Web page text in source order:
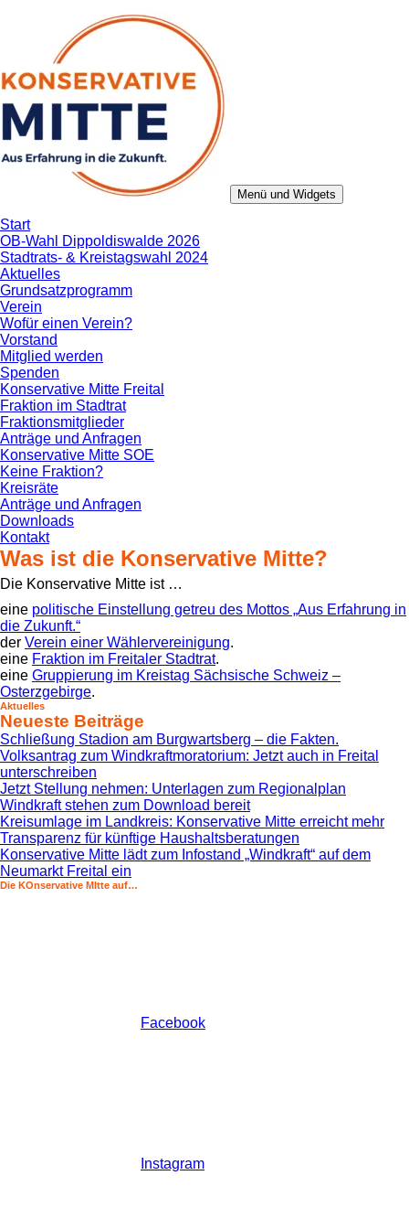
Konservative Mitte
Aus Erfahrung in die Zukunft.
Menü und Widgets
Start
OB-Wahl Dippoldiswalde 2026
Stadtrats- & Kreistagswahl 2024
Aktuelles
Grundsatzprogramm
Verein
Wofür einen Verein?
Vorstand
Mitglied werden
Spenden
Konservative Mitte Freital
Fraktion im Stadtrat
Fraktionsmitglieder
Anträge und Anfragen
Konservative Mitte SOE
Keine Fraktion?
Kreisräte
Anträge und Anfragen
Downloads
Kontakt
Was ist die Konservative Mitte?
Die Konservative Mitte ist …
eine politische Einstellung getreu des Mottos „Aus Erfahrung in
die Zukunft.“
der Verein einer Wählervereinigung.
eine Fraktion im Freitaler Stadtrat.
eine Gruppierung im Kreistag Sächsische Schweiz –
Osterzgebirge.
Aktuelles
Neueste Beiträge
Schließung Stadion am Burgwartsberg – die Fakten.
Volksantrag zum Windkraftmoratorium: Jetzt auch in Freital
unterschreiben
Jetzt Stellung nehmen: Unterlagen zum Regionalplan
Windkraft stehen zum Download bereit
Kreisumlage im Landkreis: Konservative Mitte erreicht mehr
Transparenz für künftige Haushaltsberatungen
Konservative Mitte lädt zum Infostand „Windkraft“ auf dem
Neumarkt Freital ein
Die KOnservative MItte auf…
Facebook
Instagram